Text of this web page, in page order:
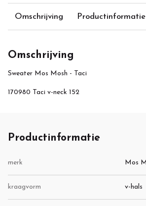
Omschrijving Productinformatie
Omschrijving
Sweater Mos Mosh - Taci
170980 Taci v-neck 152
Productinformatie
merk Mos
kraagvorm v-hals